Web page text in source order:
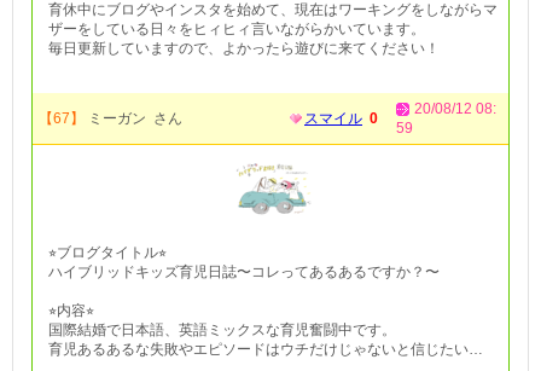
育休中にブログやインスタを始めて、現在はワーキングをしながらマ
ザーをしている日々をヒィヒィ言いながらかいています。
毎日更新していますので、よかったら遊びに来てください！
【67】 ミーガン さん スマイル 0
20/08/12 08:
59
⭐︎ブログタイトル⭐︎
ハイブリッドキッズ育児日誌〜コレってあるあるですか？〜
⭐︎内容⭐︎
国際結婚で日本語、英語ミックスな育児奮闘中です。
育児あるあるな失敗やエピソードはウチだけじゃないと信じたい…